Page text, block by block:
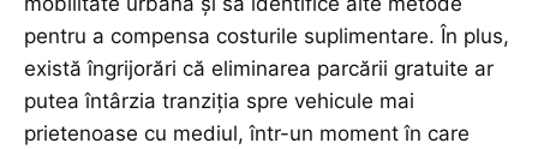
pentru a compensa costurile suplimentare. În plus,
există îngrijorări că eliminarea parcării gratuite ar
putea întârzia tranziția spre vehicule mai
prietenoase cu mediul, într-un moment în care